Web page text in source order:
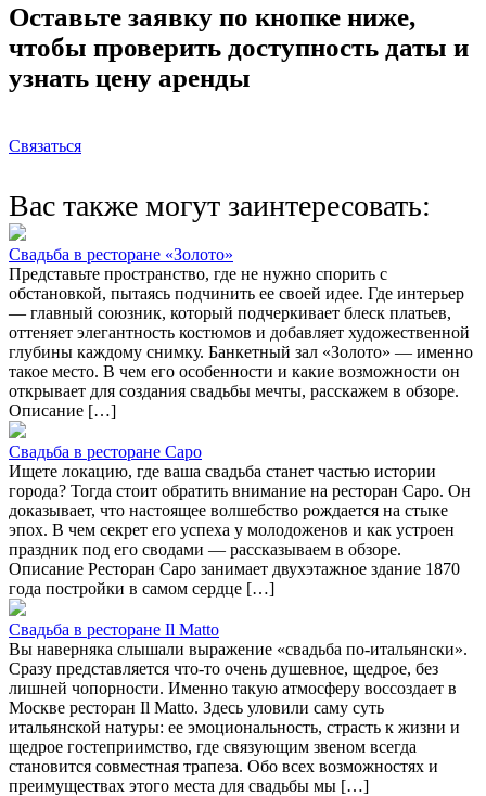
Оставьте заявку по кнопке ниже,
чтобы проверить доступность даты и
узнать цену аренды
Связаться
Вас также могут заинтересовать:
Свадьба в ресторане «Золото»
Представьте пространство, где не нужно спорить с
обстановкой, пытаясь подчинить ее своей идее. Где интерьер
— главный союзник, который подчеркивает блеск платьев,
оттеняет элегантность костюмов и добавляет художественной
глубины каждому снимку. Банкетный зал «Золото» — именно
такое место. В чем его особенности и какие возможности он
открывает для создания свадьбы мечты, расскажем в обзоре.
Описание […]
Свадьба в ресторане Capo
Ищете локацию, где ваша свадьба станет частью истории
города? Тогда стоит обратить внимание на ресторан Capo. Он
доказывает, что настоящее волшебство рождается на стыке
эпох. В чем секрет его успеха у молодоженов и как устроен
праздник под его сводами — рассказываем в обзоре.
Описание Ресторан Capo занимает двухэтажное здание 1870
года постройки в самом сердце […]
Свадьба в ресторане Il Matto
Вы наверняка слышали выражение «свадьба по-итальянски».
Сразу представляется что-то очень душевное, щедрое, без
лишней чопорности. Именно такую атмосферу воссоздает в
Москве ресторан Il Matto. Здесь уловили саму суть
итальянской натуры: ее эмоциональность, страсть к жизни и
щедрое гостеприимство, где связующим звеном всегда
становится совместная трапеза. Обо всех возможностях и
преимуществах этого места для свадьбы мы […]